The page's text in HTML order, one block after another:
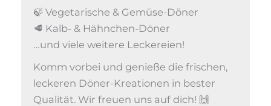
🍃 Vegetarische & Gemüse-Döner
🥩 Kalb- & Hähnchen-Döner
…und viele weitere Leckereien!
Komm vorbei und genieße die frischen,
leckeren Döner-Kreationen in bester
Qualität. Wir freuen uns auf dich! 🙌